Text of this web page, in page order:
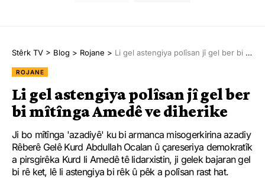
Stêrk TV > Blog > Rojane > Li gel astengiya polîsan jî gel ber bi mîtînga Amedê ve diherike
ROJANE
Li gel astengiya polîsan jî gel ber
bi mîtînga Amedê ve diherike
Ji bo mîtînga 'azadiyê' ku bi armanca misogerkirina azadiy
Rêberê Gelê Kurd Abdullah Ocalan û çareseriya demokratîk
a pirsgirêka Kurd li Amedê tê lidarxistin, ji gelek bajaran gel
bi rê ket, lê li astengiya bi rêk û pêk a polîsan rast hat.